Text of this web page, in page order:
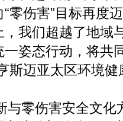
零伤害”目标再度
我们超越了地域
一姿态行动，将共
斯迈亚太区环境
与零伤害安全文化